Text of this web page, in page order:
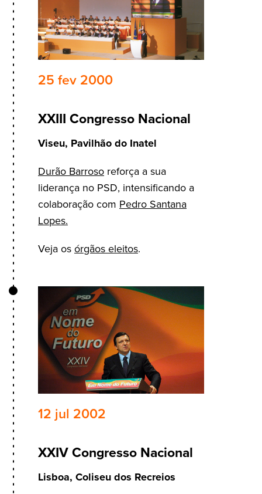
25 fev 2000
XXIII Congresso Nacional
Viseu, Pavilhão do Inatel
Durão Barroso reforça a sua
liderança no PSD, intensificando a
colaboração com Pedro Santana
Lopes.
Veja os órgãos eleitos.
12 jul 2002
XXIV Congresso Nacional
Lisboa, Coliseu dos Recreios